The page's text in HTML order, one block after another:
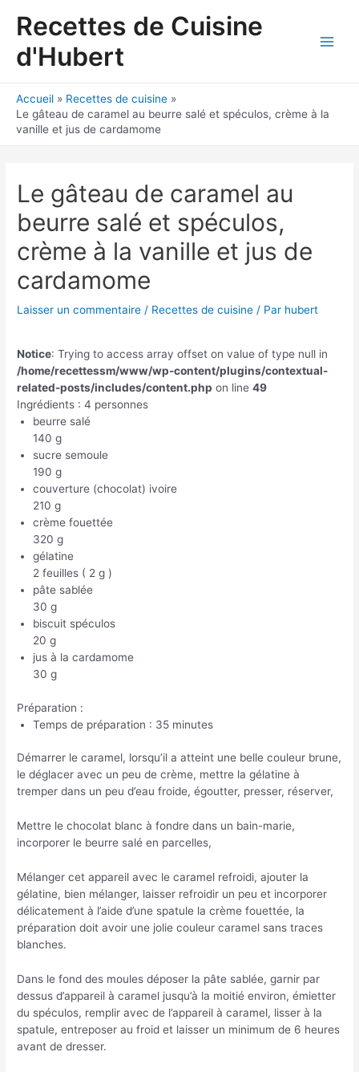
Recettes de Cuisine
d'Hubert
Accueil
Recettes de cuisine
Le gâteau de caramel au beurre salé et spéculos, crème à la
vanille et jus de cardamome
Le gâteau de caramel au
beurre salé et spéculos,
crème à la vanille et jus de
cardamome
Laisser un commentaire / Recettes de cuisine / Par hubert
Notice: Trying to access array offset on value of type null in
/home/recettessm/www/wp-content/plugins/contextual-
related-posts/includes/content.php on line49
Ingrédients : 4 personnes
beurre salé
140 g
sucre semoule
190 g
couverture (chocolat) ivoire
210 g
crème fouettée
320 g
gélatine
2 feuilles ( 2 g )
pâte sablée
30 g
biscuit spéculos
20 g
jus à la cardamome
30 g
Préparation :
Temps de préparation : 35 minutes
Démarrer le caramel, lorsqu’il a atteint une belle couleur brune,
le déglacer avec un peu de crème, mettre la gélatine à
tremper dans un peu d’eau froide, égoutter, presser, réserver,
Mettre le chocolat blanc à fondre dans un bain-marie,
incorporer le beurre salé en parcelles,
Mélanger cet appareil avec le caramel refroidi, ajouter la
gélatine, bien mélanger, laisser refroidir un peu et incorporer
délicatement à l’aide d’une spatule la crème fouettée, la
préparation doit avoir une jolie couleur caramel sans traces
blanches.
Dans le fond des moules déposer la pâte sablée, garnir par
dessus d’appareil à caramel jusqu’à la moitié environ, émietter
du spéculos, remplir avec de l’appareil à caramel, lisser à la
spatule, entreposer au froid et laisser un minimum de 6 heures
avant de dresser.